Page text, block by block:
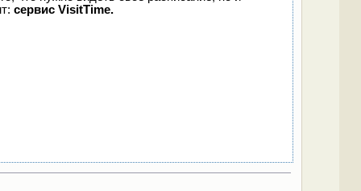
сервис VisitTime.